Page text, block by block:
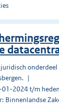
01-2024 t/m heden
Binnenlandse